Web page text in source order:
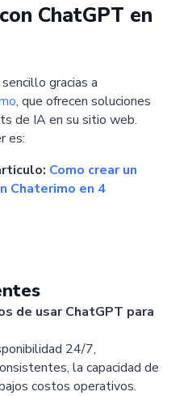
ChatGPT en
gracias a
, que ofrecen soluciones
de IA en su sitio web.
es:
Como crear un
Chaterimo en 4
de usar ChatGPT para
24/7,
la capacidad de
costos operativos.